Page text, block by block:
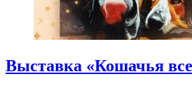
Выставка «Кошачья